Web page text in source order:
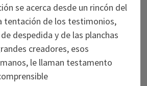
se acerca desde un rincón del
tentación de los testimonios,
despedida y de las planchas
creadores, esos
le llaman testamento